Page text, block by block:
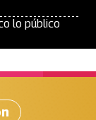
lo público